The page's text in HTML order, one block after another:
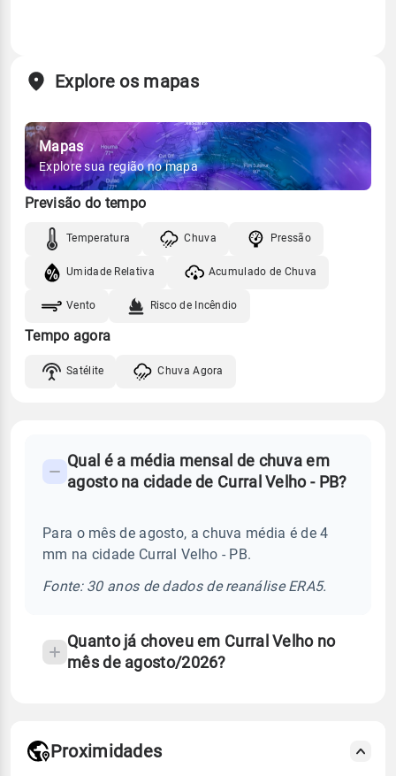
Explore os mapas
Mapas
Explore sua região no mapa
Previsão do tempo
Temperatura Chuva Pressão
Umidade Relativa Acumulado de Chuva
Vento Risco de Incêndio
Tempo agora
Satélite Chuva Agora
Perguntas
sobre
chuva
Qual é a média mensal de chuva em
agosto na cidade de Curral Velho - PB?
Para o mês de agosto, a chuva média é de 4
mm na cidade Curral Velho - PB.
Fonte: 30 anos de dados de reanálise ERA5.
Quanto já choveu em Curral Velho no
mês de agosto/2026?
Proximidades